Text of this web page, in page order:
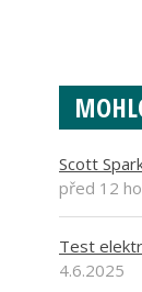
Scott
před 12
Test
4.6.2025